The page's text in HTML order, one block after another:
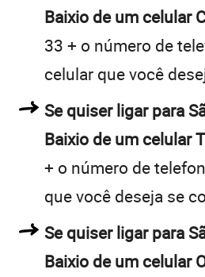
Baixio de um celular
33 + o número de
celular que você
Se quiser ligar para
Baixio de um celular
+ o número de
que você deseja se
Se quiser ligar para
Baixio de um celular